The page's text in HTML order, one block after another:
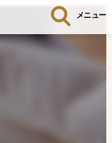
メニュー